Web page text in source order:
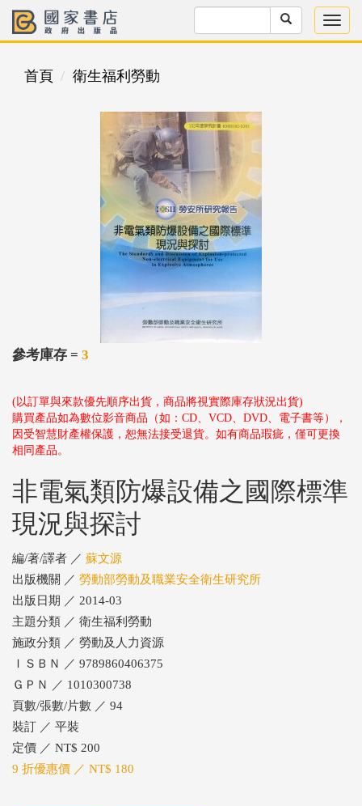
首頁 衛生福利勞動
參考庫存 = 3
(以訂單與來款優先順序出貨，商品將視實際庫存狀況出貨)
購買產品如為數位影音商品（如：CD、VCD、DVD、電子書等），
因受智慧財產權保護，恕無法接受退貨。如有商品瑕疵，僅可更換
相同產品。
非電氣類防爆設備之國際標準
現況與探討
編/著/譯者 ／ 蘇文源
出版機關 ／ 勞動部勞動及職業安全衛生研究所
出版日期 ／ 2014-03
主題分類 ／ 衛生福利勞動
施政分類 ／ 勞動及人力資源
ＩＳＢＮ ／ 9789860406375
ＧＰＮ ／ 1010300738
頁數/張數/片數 ／ 94
裝訂 ／ 平裝
定價 ／ NT$ 200
9 折優惠價 ／ NT$ 180